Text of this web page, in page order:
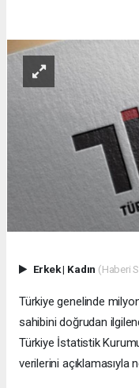
Erkek| Kadın (Haberi
Türkiye genelinde
sahibini doğrudan
Türkiye İstatistik
verilerini açıklamasıyla